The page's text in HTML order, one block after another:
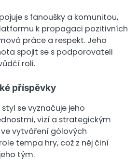
s fanoušky a komunitou,
k propagaci pozitivních
práce a respekt. Jeho
spojit se s podporovateli
roli.
příspěvky
se vyznačuje jeho
vizí a strategickým
vytváření gólových
tempa hry, což z něj činí
tým.